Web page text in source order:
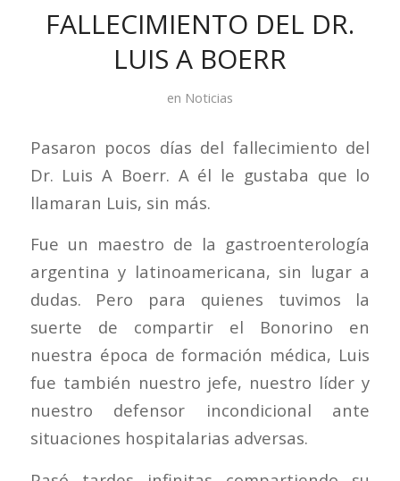
FALLECIMIENTO DEL DR.
LUIS A BOERR
en Noticias
Pasaron pocos días del fallecimiento del
Dr. Luis A Boerr. A él le gustaba que lo
llamaran Luis, sin más.
Fue un maestro de la gastroenterología
argentina y latinoamericana, sin lugar a
dudas. Pero para quienes tuvimos la
suerte de compartir el Bonorino en
nuestra época de formación médica, Luis
fue también nuestro jefe, nuestro líder y
nuestro defensor incondicional ante
situaciones hospitalarias adversas.